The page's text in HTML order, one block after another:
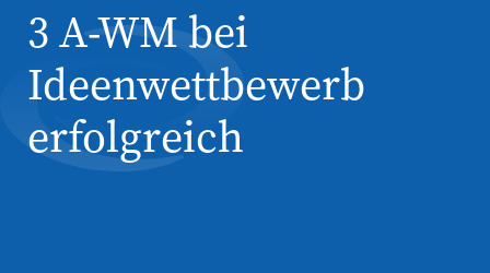
3 A-WM bei
Ideenwettbewerb
erfolgreich